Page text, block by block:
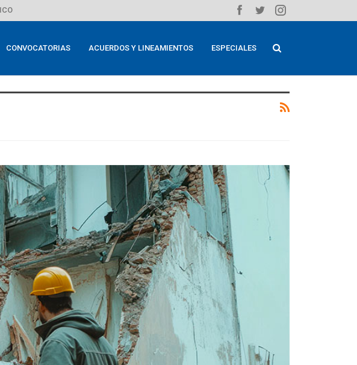
CONVOCATORIAS ACUERDOS Y LINEAMIENTOS ESPECIALES